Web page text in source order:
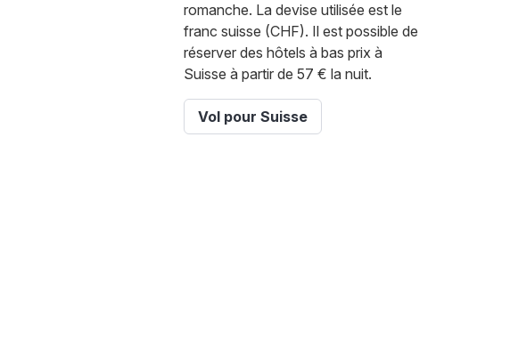
romanche. La devise utilisée est le
franc suisse (CHF). Il est possible de
réserver des hôtels à bas prix à
Suisse à partir de 57 € la nuit.
Vol pour Suisse